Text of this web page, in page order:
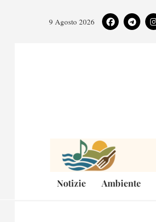
9 Agosto 2026
Notizie Ambiente